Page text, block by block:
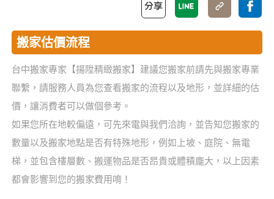
搬家估價流程
台中搬家專家【揚陞精緻搬家】建議您搬家前請先與搬家專業
聯繫，請服務人員為您查看搬家的流程以及地形，並詳細的估
價，讓消費者可以做個參考。
如果您所在地較偏遠，可先來電與我們洽詢，並告知您搬家的
數量以及搬家地點是否有特殊地形，例如上坡、庭院、無電
梯，並包含樓層數、搬運物品是否昂貴或體積龐大，以上因素
都會影響到您的搬家費用唷！